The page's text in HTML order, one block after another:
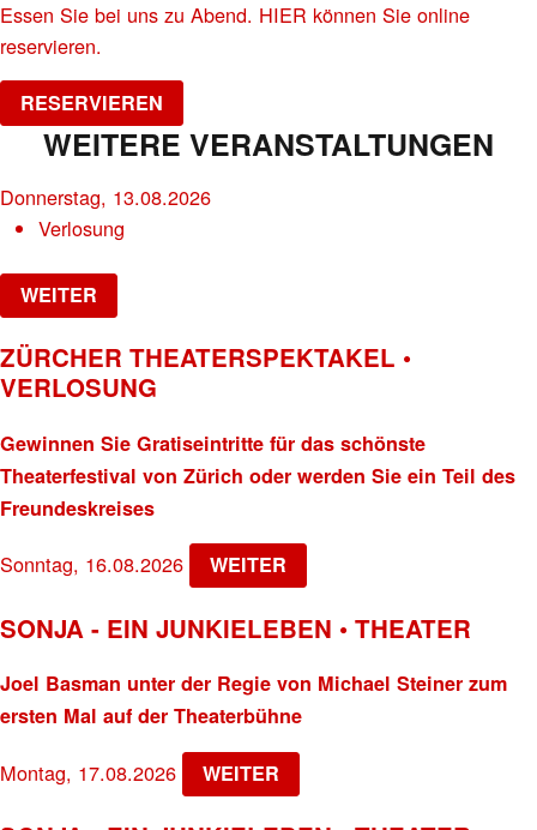
Essen Sie bei uns zu Abend. HIER können Sie online
reservieren.
RESERVIEREN
WEITERE VERANSTALTUNGEN
Donnerstag, 13.08.2026
Verlosung
WEITER
ZÜRCHER THEATERSPEKTAKEL •
VERLOSUNG
Gewinnen Sie Gratiseintritte für das schönste
Theaterfestival von Zürich oder werden Sie ein Teil des
Freundeskreises
Sonntag, 16.08.2026 WEITER
SONJA - EIN JUNKIELEBEN • THEATER
Joel Basman unter der Regie von Michael Steiner zum
ersten Mal auf der Theaterbühne
Montag, 17.08.2026 WEITER